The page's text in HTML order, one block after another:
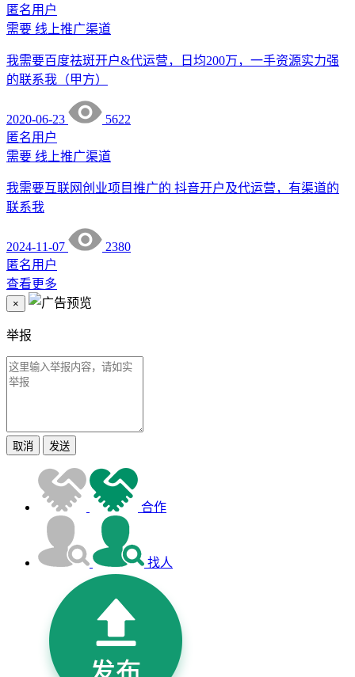
匿名用户
需要 线上推广渠道
我需要百度祛斑开户&代运营，日均200万，一手资源实力强
的联系我（甲方）
2020-06-23
5622
匿名用户
需要 线上推广渠道
我需要互联网创业项目推广的 抖音开户及代运营，有渠道的
联系我
2024-11-07
2380
匿名用户
查看更多
×
举报
取消 发送
合作
找人